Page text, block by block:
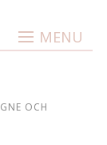
MENU
OCH